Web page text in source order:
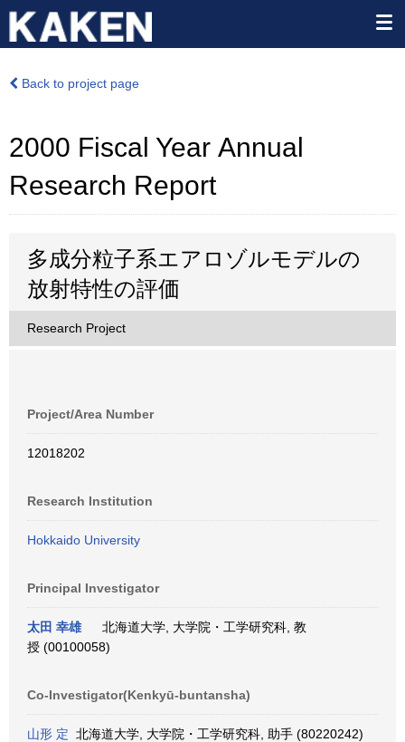
Back to project page
2000 Fiscal Year Annual
Research Report
多成分粒子系エアロゾルモデルの
放射特性の評価
Research Project
Project/Area Number
12018202
Research Institution
Hokkaido University
Principal Investigator
太田 幸雄
北海道大学, 大学院・工学研究科, 教
授 (00100058)
Co-Investigator(Kenkyū-buntansha)
山形 定 北海道大学, 大学院・工学研究科, 助手 (80220242)